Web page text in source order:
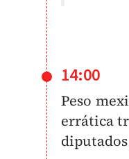
14:00
Peso
errática